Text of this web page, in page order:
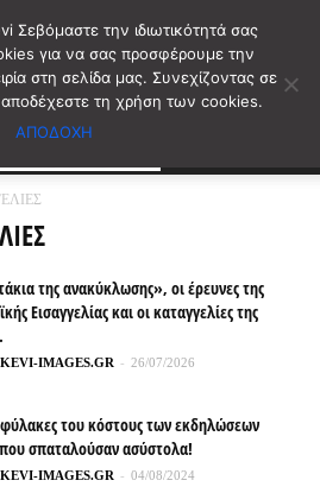
της ανακύκλωσης», οι έρευνες της
Εισαγγελίας και οι καταγγελίες της
IMAGES.GR - 26/07/2026
του κόστους των εκδηλώσεων
που σπαταλούσαν ασύστολα!
IMAGES.GR - 04/08/2024
Σεβόμαστε την ιδιωτικότητά σας
για να σας προσφέρουμε την
στη σελίδα μας. Συνεχίζοντας σε
τη χρήση των cookies.
ΑΠΟΔΟΧΗ